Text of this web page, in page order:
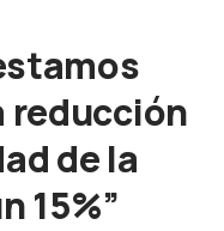
reducción
de la
15%”